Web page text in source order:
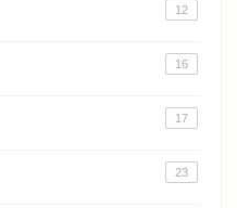
12
16
17
23